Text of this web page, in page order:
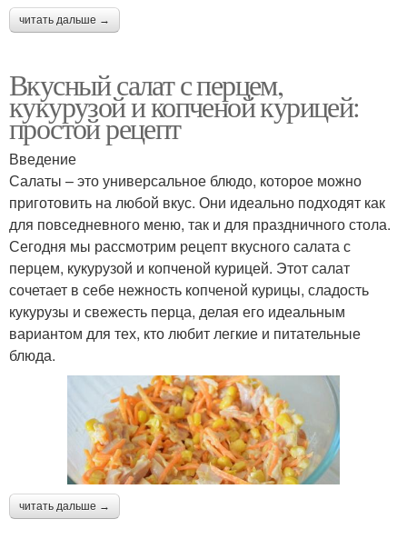
читать дальше →
Вкусный салат с перцем,
кукурузой и копченой курицей:
простой рецепт
Введение
Салаты – это универсальное блюдо, которое можно
приготовить на любой вкус. Они идеально подходят как
для повседневного меню, так и для праздничного стола.
Сегодня мы рассмотрим рецепт вкусного салата с
перцем, кукурузой и копченой курицей. Этот салат
сочетает в себе нежность копченой курицы, сладость
кукурузы и свежесть перца, делая его идеальным
вариантом для тех, кто любит легкие и питательные
блюда.
читать дальше →